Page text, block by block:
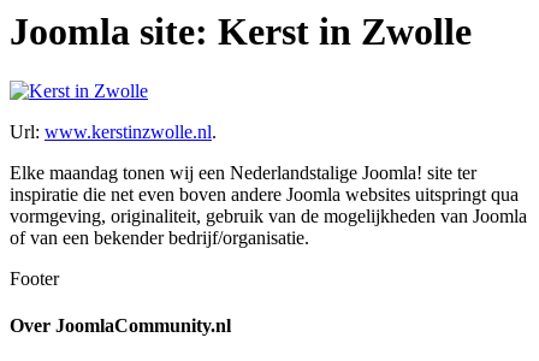
Joomla site: Kerst in Zwolle
Url: www.kerstinzwolle.nl.
Elke maandag tonen wij een Nederlandstalige Joomla! site ter
inspiratie die net even boven andere Joomla websites uitspringt qua
vormgeving, originaliteit, gebruik van de mogelijkheden van Joomla
of van een bekender bedrijf/organisatie.
Footer
Over JoomlaCommunity.nl